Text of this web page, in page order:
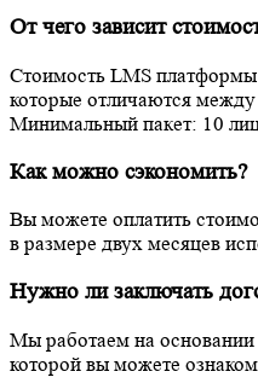
От чего зависит
Стоимость LMS платформы
которые отличаются
Минимальный пакет: 10
Как можно сэкономить?
Вы можете оплатить
в размере двух месяцев
Нужно ли заключать
Мы работаем на
которой вы можете